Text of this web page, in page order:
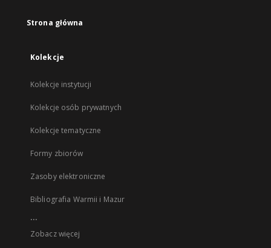
Strona główna
Kolekcje
Kolekcje instytucji
Kolekcje osób prywatnych
Kolekcje tematyczne
Formy zbiorów
Zasoby elektroniczne
Bibliografia Warmii i Mazur
...
Zobacz więcej